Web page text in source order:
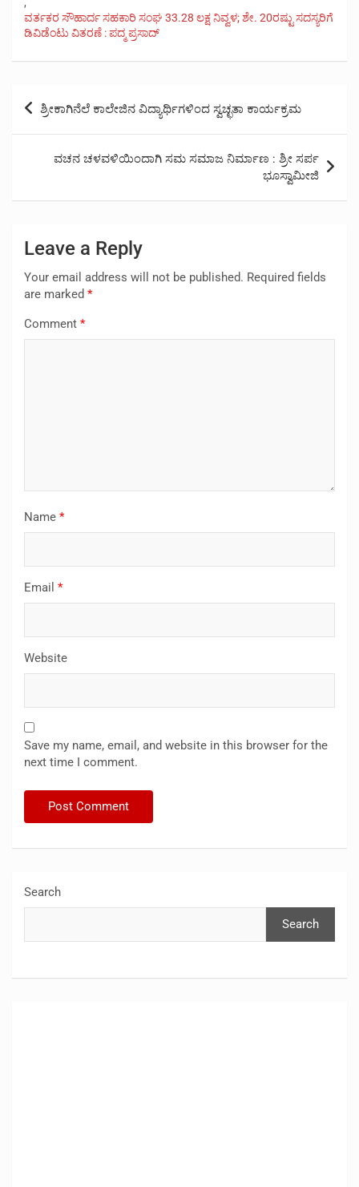
ವರ್ತಕರ ಸೌಹಾರ್ದ ಸಹಕಾರಿ ಸಂಘ 33.28 ಲಕ್ಷ ನಿವ್ವಳ; ಶೇ. 20ರಷ್ಟು ಸದಸ್ಯರಿಗೆ
ಡಿವಿಡೆಂಟು ವಿತರಣೆ : ಪದ್ಮ ಪ್ರಸಾದ್
Post
navigation
ಶ್ರೀಕಾಗಿನೆಲೆ ಕಾಲೇಜಿನ ವಿದ್ಯಾರ್ಥಿಗಳಿಂದ ಸ್ವಚ್ಛತಾ ಕಾರ್ಯಕ್ರಮ
ವಚನ ಚಳವಳಿಯಿಂದಾಗಿ ಸಮ ಸಮಾಜ ನಿರ್ಮಾಣ : ಶ್ರೀ ಸರ್ಪ
ಭೂಸ್ವಾಮೀಜಿ
Leave a Reply
Your email address will not be published. Required fields
are marked *
Comment *
Name *
Email *
Website
Save my name, email, and website in this browser for the
next time I comment.
Search
Search